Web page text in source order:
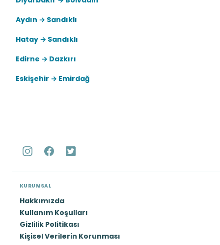
Aydın → Sandıklı
Hatay → Sandıklı
Edirne → Dazkırı
Eskişehir → Emirdağ
KURUMSAL
Hakkımızda
Kullanım Koşulları
Gizlilik Politikası
Kişisel Verilerin Korunması